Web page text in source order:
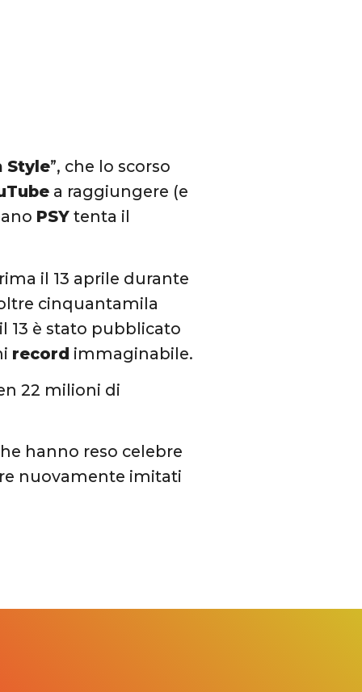
Style”, che lo scorso
a raggiungere (e
PSY tenta il
il 13 aprile durante
cinquantamila
13 è stato pubblicato
record immaginabile.
22 milioni di
hanno reso celebre
nuovamente imitati